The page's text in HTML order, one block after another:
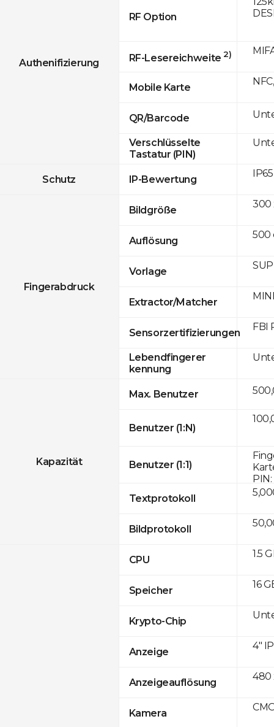
Authenifizierung
RF Option
RF-Lesereichweite 2)
Mobile Karte
QR/Barcode
Verschlüsselte
Tastatur (PIN)
Schutz IP-Bewertung
Fingerabdruck
Bildgröße
Auflösung
Vorlage
Extractor/Matcher
Sensorzertifizierungen
Lebendfingerer
kennung
Kapazität
Max. Benutzer
Benutzer (1:N)
Benutzer (1:1)
Textprotokoll
Bildprotokoll
CPU
Speicher
Krypto-Chip
Anzeige
Anzeigeauflösung
Kamera
IP65
300
500
FBI
1.5
16
4"
480